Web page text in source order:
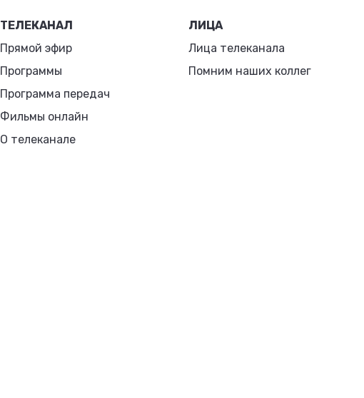
ТЕЛЕКАНАЛ
Прямой эфир
Программы
Программа передач
Фильмы онлайн
О телеканале
ЛИЦА
Лица телеканала
Помним наших коллег